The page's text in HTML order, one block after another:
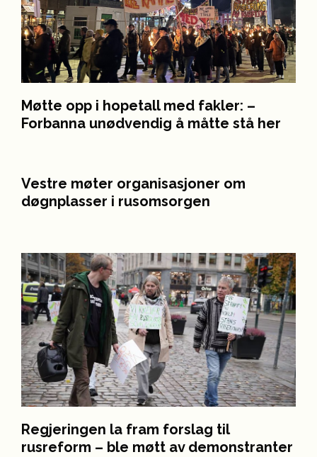
Møtte opp i hopetall med fakler: –
Forbanna unødvendig å måtte stå her
Vestre møter organisasjoner om
døgnplasser i rusomsorgen
Regjeringen la fram forslag til
rusreform – ble møtt av demonstranter